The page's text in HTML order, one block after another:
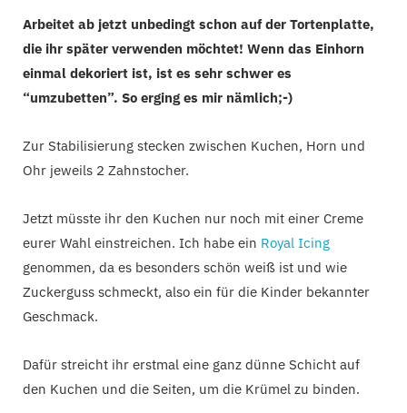
Arbeitet ab jetzt unbedingt schon auf der Tortenplatte,
die ihr später verwenden möchtet! Wenn das Einhorn
einmal dekoriert ist, ist es sehr schwer es
“umzubetten”. So erging es mir nämlich;-)
Zur Stabilisierung stecken zwischen Kuchen, Horn und
Ohr jeweils 2 Zahnstocher.
Jetzt müsste ihr den Kuchen nur noch mit einer Creme
eurer Wahl einstreichen. Ich habe ein Royal Icing
genommen, da es besonders schön weiß ist und wie
Zuckerguss schmeckt, also ein für die Kinder bekannter
Geschmack.
Dafür streicht ihr erstmal eine ganz dünne Schicht auf
den Kuchen und die Seiten, um die Krümel zu binden.